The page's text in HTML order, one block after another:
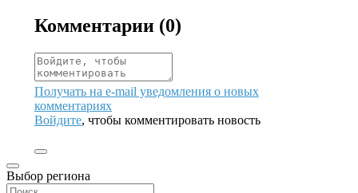
Комментарии (0)
Получать на e‑mail уведомления о новых
комментариях
Войдите, чтобы комментировать новость
Выбор региона